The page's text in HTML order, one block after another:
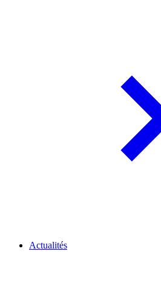
Actualités